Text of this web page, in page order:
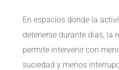
En espacios donde la
detenerse durante días, la
permite intervenir con
suciedad y menos